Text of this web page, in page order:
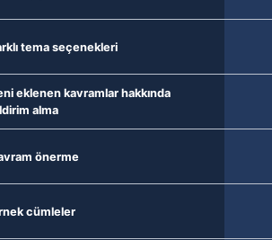
tema seçenekleri
eklenen kavramlar hakkında
alma
önerme
cümleler